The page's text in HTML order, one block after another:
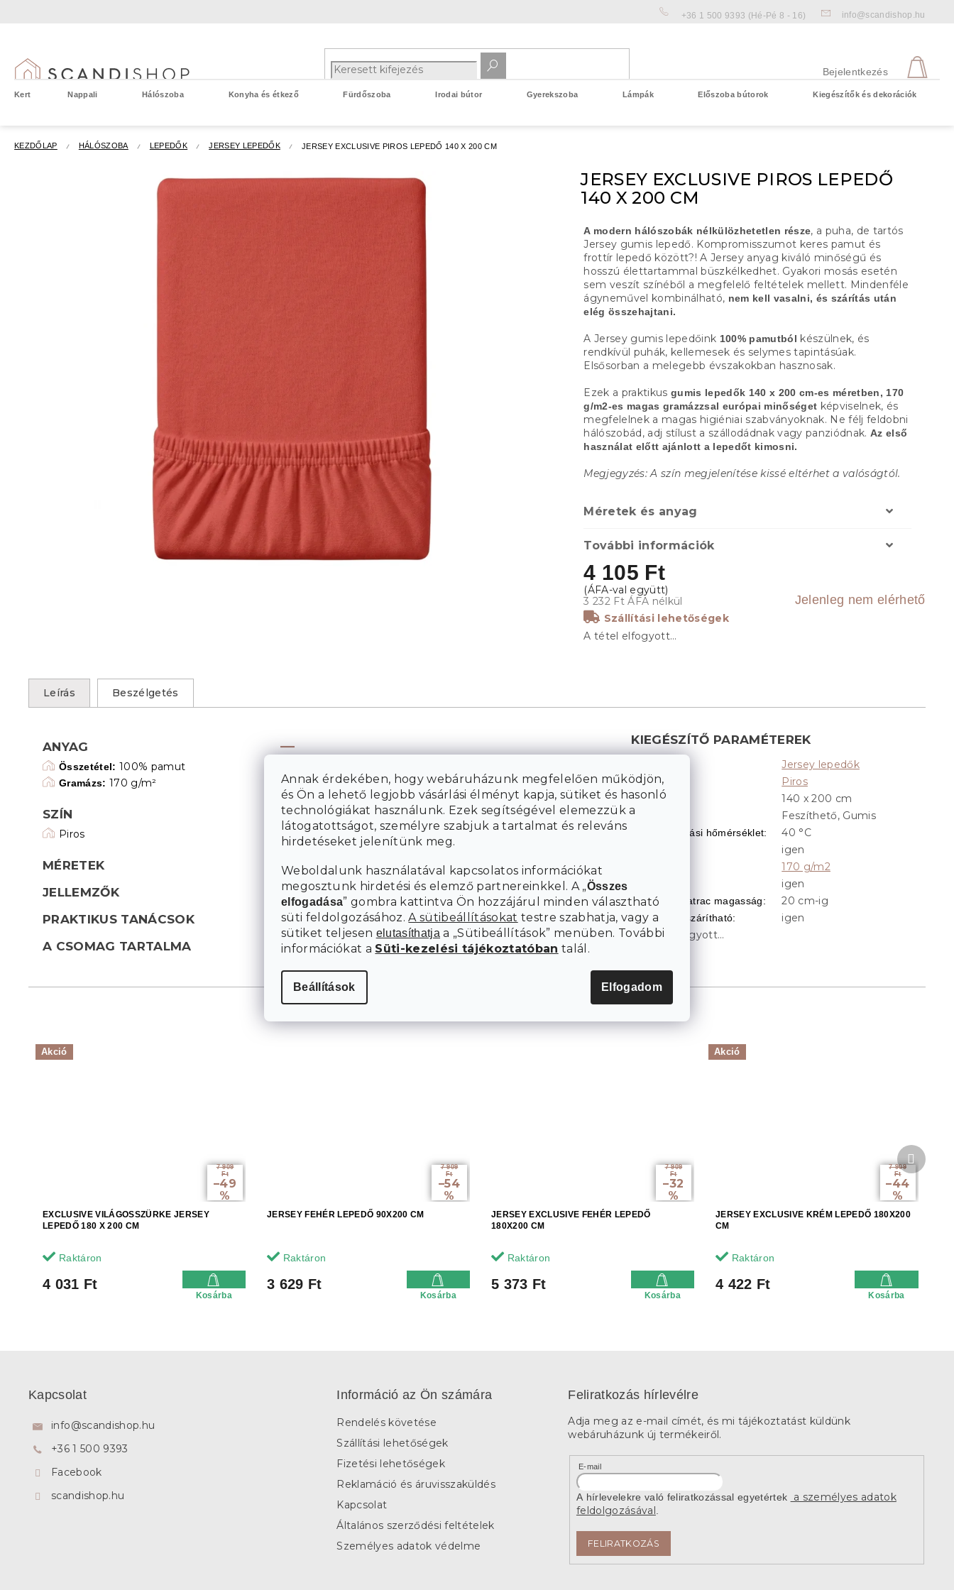
Annak érdekében, hogy webáruházunk megfelelően működjön,
és Ön a lehető legjobb vásárlási élményt kapja, sütiket és hasonló
technológiákat használunk. Ezek segítségével elemezzük a
látogatottságot, személyre szabjuk a tartalmat és releváns
hirdetéseket jelenítünk meg.
Weboldalunk használatával kapcsolatos információkat
megosztunk hirdetési és elemző partnereinkkel. A „Összes
elfogadása” gombra kattintva Ön hozzájárul minden választható
süti feldolgozásához.A sütibeállításokat testre szabhatja, vagy a
sütiket teljesen elutasíthatja a „Sütibeállítások” menüben. További
információkat a Süti-kezelési tájékoztatóban talál.
Beállítások Elfogadom
+36 1 500 9393 (Hé-Pé 8 - 16) info@scandishop.hu
Bejelentkezés
Kert Nappali Hálószoba Konyha és étkező Fürdőszoba Irodai bútor Gyerekszoba Lámpák Előszoba bútorok Kiegészítők és dekorációk
KEZDŐLAP HÁLÓSZOBA LEPEDŐK JERSEY LEPEDŐK JERSEY EXCLUSIVE PIROS LEPEDŐ 140 X 200 CM
JERSEY EXCLUSIVE PIROS LEPEDŐ
140 X 200 CM
4 105 Ft
3 232 Ft ÁFA nélkül Jelenleg nem elérhető
Szállítási lehetőségek
A tétel elfogyott…
A modern hálószobák nélkülözhetetlen része, a puha, de tartós
Jersey gumis lepedő. Kompromisszumot keres pamut és
frottír lepedő között?! A Jersey anyag kiváló minőségű és
hosszú élettartammal büszkélkedhet. Gyakori mosás esetén
sem veszít színéből a megfelelő feltételek mellett. Mindenféle
ágyneművel kombinálható, nem kell vasalni, és szárítás után
elég összehajtani.
A Jersey gumis lepedőink 100% pamutból készülnek, és
rendkívül puhák, kellemesek és selymes tapintásúak.
Elsősorban a melegebb évszakokban hasznosak.
Ezek a praktikus gumis lepedők 140 x 200 cm-es méretben, 170
g/m2-es magas gramázzsal európai minőséget képviselnek, és
megfelelnek a magas higiéniai szabványoknak. Ne félj feldobni
hálószobád, adj stílust a szállodádnak vagy panziódnak.Az első
használat előtt ajánlott a lepedőt kimosni.
Megjegyzés: A szín megjelenítése kissé eltérhet a valóságtól.
Méretek és anyag
További információk
Akció
7 909
Ft
–49
%
EXCLUSIVE VILÁGOSSZÜRKE JERSEY
LEPEDŐ 180 X 200 CM
Raktáron
4 031 Ft
Kosárba
7 909
Ft
–54
%
JERSEY FEHÉR LEPEDŐ 90X200 CM
Raktáron
3 629 Ft
Kosárba
7 909
Ft
–32
%
JERSEY EXCLUSIVE FEHÉR LEPEDŐ
180X200 CM
Raktáron
5 373 Ft
Kosárba
Akció
7 909
Ft
–44
%
JERSEY EXCLUSIVE KRÉM LEPEDŐ 180X200
CM
Raktáron
4 422 Ft
Kosárba
termék
Leírás Beszélgetés
ANYAG
Összetétel: 100% pamut
Gramázs: 170 g/m²
SZÍN
Piros
MÉRETEK
JELLEMZŐK
PRAKTIKUS TANÁCSOK
A CSOMAG TARTALMA
KIEGÉSZÍTŐ PARAMÉTEREK
Jersey lepedők
Színek: Piros
Méret: 140 x 200 cm
Kialakítás Feszíthető, Gumis
Ajánlott mosási hőmérséklet: 40 °C
igen
170 g/m2
igen
Optimális matrac magasság: 20 cm-ig
Szárítóban szárítható:
igen
A tétel elfogyott…
Kapcsolat
info@scandishop.hu
+36 1 500 9393
Facebook
scandishop.hu
Információ az Ön számára
Rendelés követése
Szállítási lehetőségek
Fizetési lehetőségek
Reklamáció és áruvisszaküldés
Kapcsolat
Általános szerződési feltételek
Személyes adatok védelme
Feliratkozás hírlevélre
Adja meg az e-mail címét, és mi tájékoztatást küldünk
webáruházunk új termékeiről.
E-mail
A hírlevelekre való feliratkozással egyetértek
a személyes adatok
feldolgozásával
FELIRATKOZÁS